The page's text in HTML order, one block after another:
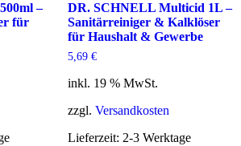
–
für
DR. SCHNELL Multicid 1L –
Sanitärreiniger & Kalklöser
für Haushalt & Gewerbe
5,69 €
inkl. 19 % MwSt.
zzgl. Versandkosten
Lieferzeit: 2-3 Werktage